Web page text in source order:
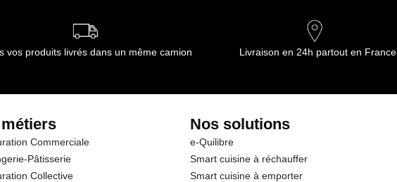
vos produits livrés dans un même camion Livraison en 24h partout en France
Commerciale
Pâtisserie
Collective
Nos solutions
e-Quilibre
Smart cuisine à réchauffer
Smart cuisine à emporter